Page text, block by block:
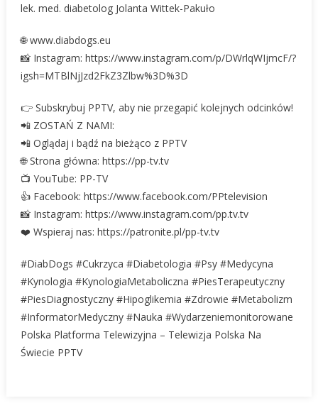
lek. med. diabetolog Jolanta Wittek-Pakuło
🌐 www.diabdogs.eu
📸 Instagram: https://www.instagram.com/p/DWrlqWIjmcF/?
igsh=MTBlNjJzd2FkZ3Zlbw%3D%3D
👉 Subskrybuj PPTV, aby nie przegapić kolejnych odcinków!
📲 ZOSTAŃ Z NAMI:
📲 Oglądaj i bądź na bieżąco z PPTV
🌐 Strona główna: https://pp-tv.tv
📺 YouTube: PP-TV
👍 Facebook: https://www.facebook.com/PPtelevision
📸 Instagram: https://www.instagram.com/pp.tv.tv
❤️ Wspieraj nas: https://patronite.pl/pp-tv.tv
#DiabDogs #Cukrzyca #Diabetologia #Psy #Medycyna
#Kynologia #KynologiaMetaboliczna #PiesTerapeutyczny
#PiesDiagnostyczny #Hipoglikemia #Zdrowie #Metabolizm
#InformatorMedyczny #Nauka #Wydarzeniemonitorowane
Polska Platforma Telewizyjna – Telewizja Polska Na
Świecie PPTV